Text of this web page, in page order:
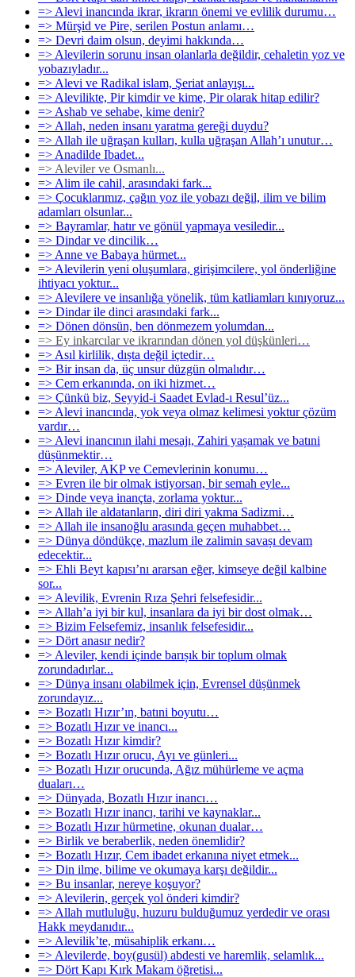
=> Alevi inancında ikrar, ikrarın önemi ve evlilik durumu…
=> Mürşid ve Pire, serilen Postun anlamı…
=> Devri daim olsun, deyimi hakkında…
=> Alevilerin sorunu insan olanlarla değildir, cehaletin yoz ve
yobazıyladır...
=> Alevi ve Radikal islam, Şeriat anlayışı...
=> Alevilikte, Pir kimdir ve kime, Pir olarak hitap edilir?
=> Ashab ve sehabe, kime denir?
=> Allah, neden insanı yaratma gereği duydu?
=> Allah ile uğraşan kulları, kulla uğraşan Allah’ı unutur…
=> Anadilde Ibadet...
=> Aleviler ve Osmanlı...
=> Alim ile cahil, arasındaki fark...
=> Çocuklarımız, çağın yoz ile yobazı değil, ilim ve bilim
adamları olsunlar...
=> Bayramlar, hatır ve gönül yapmaya vesiledir...
=> Dindar ve dincilik…
=> Anne ve Babaya hürmet...
=> Alevilerin yeni oluşumlara, girişimcilere, yol önderliğine
ihtiyacı yoktur...
=> Alevilere ve insanlığa yönelik, tüm katliamları kınıyoruz...
=> Dindar ile dinci arasındaki fark...
=> Dönen dönsün, ben dönmezem yolumdan...
=> Ey inkarcılar ve ikrarından dönen yol düşkünleri…
=> Asıl kirlilik, dıșta değil içtedir…
=> Bir insan da, üç unsur düzgün olmalıdır…
=> Cem erkanında, on iki hizmet…
=> Çünkü biz, Seyyid-i Saadet Evlad-ı Resul’üz...
=> Alevi inancında, yok veya olmaz kelimesi yoktur çözüm
vardır…
=> Alevi inancının ilahi mesajı, Zahiri yașamak ve batıni
düșünmektir…
=> Aleviler, AKP ve Cemevlerinin konumu…
=> Evren ile bir olmak istiyorsan, bir semah eyle...
=> Dinde veya inançta, zorlama yoktur...
=> Allah ile aldatanların, diri diri yakma Sadizmi…
=> Allah ile insanoğlu arasında geçen muhabbet…
=> Dünya döndükçe, mazlum ile zalimin savașı devam
edecektir...
=> Ehli Beyt kapısı’nı ararsan eğer, kimseye değil kalbine
sor...
=> Alevilik, Evrenin Rıza Şehri felsefesidir...
=> Allah’a iyi bir kul, insanlara da iyi bir dost olmak…
=> Bizim Felsefemiz, insanlık felsefesidir...
=> Dört anasır nedir?
=> Aleviler, kendi içinde barıșık bir toplum olmak
zorundadırlar...
=> Dünya insanı olabilmek için, Evrensel düșünmek
zorundayız...
=> Bozatlı Hızır’ın, batıni boyutu…
=> Bozatlı Hızır ve inancı...
=> Bozatlı Hızır kimdir?
=> Bozatlı Hızır orucu, Ayı ve günleri...
=> Bozatlı Hızır orucunda, Ağız mühürleme ve açma
duaları…
=> Dünyada, Bozatlı Hızır inancı…
=> Bozatlı Hızır inancı, tarihi ve kaynaklar...
=> Bozatlı Hızır hürmetine, okunan dualar…
=> Birlik ve beraberlik, neden önemlidir?
=> Bozatlı Hızır, Cem ibadet erkanına niyet etmek...
=> Din ilme, bilime ve okumaya karşı değildir...
=> Bu insanlar, nereye koşuyor?
=> Alevilerin, gerçek yol önderi kimdir?
=> Allah mutluluğu, huzuru bulduğumuz yerdedir ve orası
Hakk meydanıdır...
=> Alevilik’te, müsahiplik erkanı…
=> Alevilerde, boy(gusül) abdesti ve haremlik, selamlık...
=> Dört Kapı Kırk Makam öğretisi...